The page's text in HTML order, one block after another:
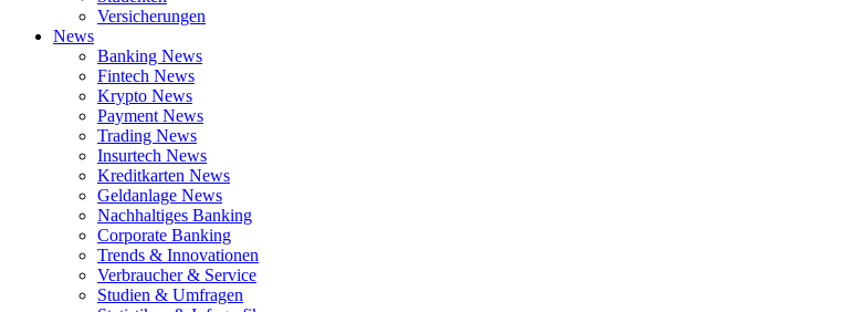
Versicherungen
News
Banking News
Fintech News
Krypto News
Payment News
Trading News
Insurtech News
Kreditkarten News
Geldanlage News
Nachhaltiges Banking
Corporate Banking
Trends & Innovationen
Verbraucher & Service
Studien & Umfragen